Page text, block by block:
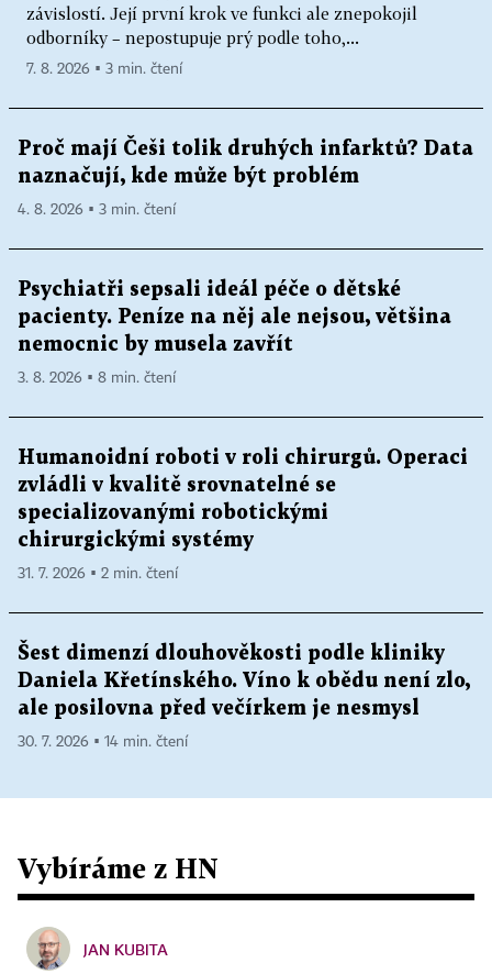
závislostí. Její první krok ve funkci ale znepokojil
odborníky – nepostupuje prý podle toho,...
7. 8. 2026 ▪ 3 min. čtení
Proč mají Češi tolik druhých infarktů? Data
naznačují, kde může být problém
4. 8. 2026 ▪ 3 min. čtení
Psychiatři sepsali ideál péče o dětské
pacienty. Peníze na něj ale nejsou, většina
nemocnic by musela zavřít
3. 8. 2026 ▪ 8 min. čtení
Humanoidní roboti v roli chirurgů. Operaci
zvládli v kvalitě srovnatelné se
specializovanými robotickými
chirurgickými systémy
31. 7. 2026 ▪ 2 min. čtení
Šest dimenzí dlouhověkosti podle kliniky
Daniela Křetínského. Víno k obědu není zlo,
ale posilovna před večírkem je nesmysl
30. 7. 2026 ▪ 14 min. čtení
Vybíráme z HN
JAN KUBITA